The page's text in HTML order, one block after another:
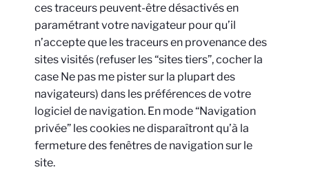
ces traceurs peuvent-être désactivés en
paramétrant votre navigateur pour qu’il
n’accepte que les traceurs en provenance des
sites visités (refuser les “sites tiers”, cocher la
case Ne pas me pister sur la plupart des
navigateurs) dans les préférences de votre
logiciel de navigation. En mode “Navigation
privée” les cookies ne disparaîtront qu’à la
fermeture des fenêtres de navigation sur le
site.